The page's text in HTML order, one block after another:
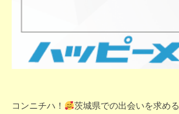
コンニチハ！ 茨城県での出会いを求める